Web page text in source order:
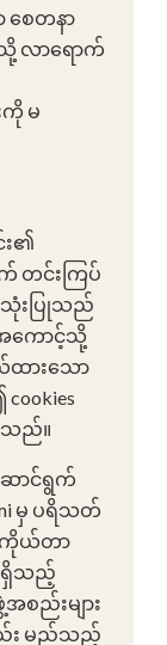
စေတနာ
လာရောက်
မ
း၏
တင်းကြပ်
သုံးပြုသည်
ကောင့်သို့
ထားသော
သည်။
ာင်ရွက်
မှ ပရိသတ်
ကိုယ်တာ
ရှိသည့်
စည်းများ
ည်း မည်သည့်